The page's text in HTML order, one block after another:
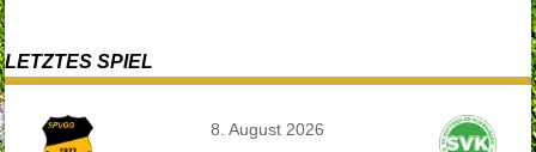
LETZTES SPIEL
8. August 2026